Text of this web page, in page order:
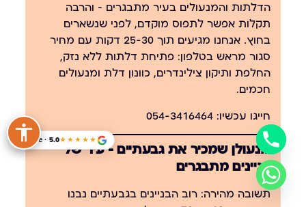
הדלתות והמנעולים בעיר מתבגרים — והרבה
תקלות אפשר לתפוס מוקדם, לפני שנשארים
בחוץ. אנחנו מגיעים תוך 25-30 דקות עם מחיר
סגור מראש בטלפון: פתיחת דלתות ללא נזק,
החלפת ותיקון צילינדרים, כוונון דלת ומנעולים
חכמים.
חייגו עכשיו: 054-3416464
מנעולן שמכיר את גבעתיים — עיר של
בניינים מתבגרים
תשובה מהירה: רוב הבניינים בגבעתיים נבנו
★★★★★
Google · 5.0